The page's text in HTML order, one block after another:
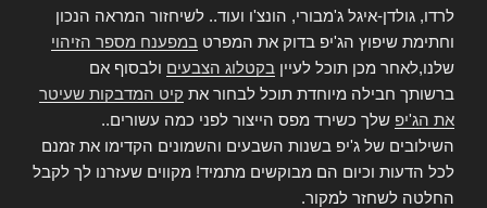
לרדו, גולדן-איגל ג'מבורי, הונצ'ו ועוד.. לשיחזור המראה הנכון
וחתימת שיפוץ הג'יפ בדוק את המפרט במפענח מספר הזיהוי
שלנו,לאחר מכן תוכל לעיין בקטלוג הצבעים ולבסוף אם
ברשותך חבילה מיוחדת תוכל לבחור את קיט המדבקות שעיטר
את הג'יפ שלך כשירד מפס הייצור לפני כמה עשורים..
השילובים של ג'יפ בשנות השבעים והשמונים הקדימו את זמנם
לכל הדעות וכיום הם מבוקשים מתמיד! מקווים שעזרנו לך לקבל
החלטה לשחזר למקור.